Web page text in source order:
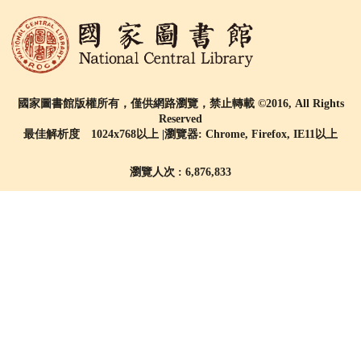
國家圖書館版權所有，僅供網路瀏覽，禁止轉載 ©2016, All Rights
Reserved
最佳解析度 1024x768以上 |瀏覽器: Chrome, Firefox, IE11以上
瀏覽人次 : 6,876,833